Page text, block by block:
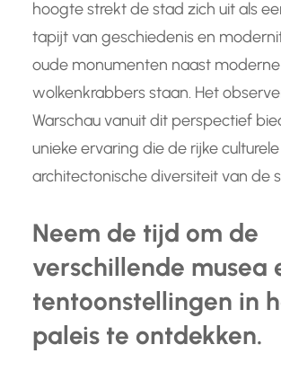
hoogte strekt de stad zich uit als
tapijt van geschiedenis en
oude monumenten naast moderne
wolkenkrabbers staan. Het
Warschau vanuit dit perspectief
unieke ervaring die de rijke
architectonische diversiteit van de
Neem de tijd om de
verschillende musea
tentoonstellingen in
paleis te ontdekken.